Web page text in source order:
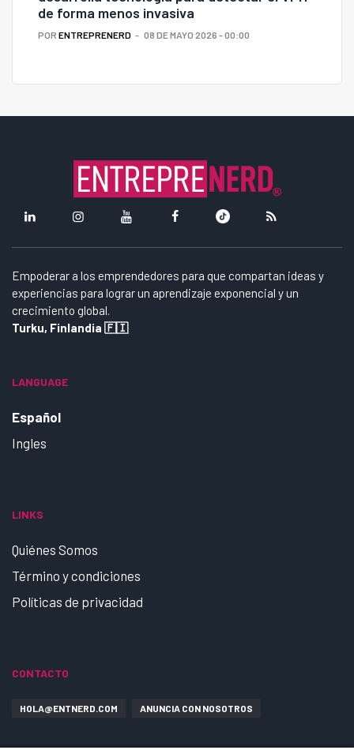
de forma menos invasiva
POR ENTREPRENERD 08 DE MAYO 2026 - 00:00
Empoderar a los emprendedores para que compartan ideas y
experiencias para lograr un aprendizaje exponencial y un
crecimiento global.
Turku, Finlandia 🇫🇮
LANGUAGE
Español
Ingles
LINKS
Quiénes Somos
Término y condiciones
Políticas de privacidad
CONTACTO
HOLA@ENTNERD.COM ANUNCIA CON NOSOTROS